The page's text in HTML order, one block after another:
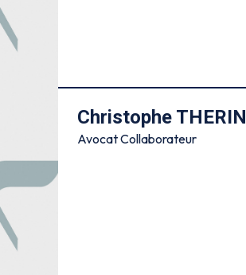
Christophe THERIN
Avocat Collaborateur